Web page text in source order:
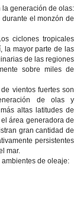
la generación de olas:
el monzón de
ciclones tropicales
la mayor parte de las
de las regiones
sobre miles de
vientos fuertes son
de olas y
altas latitudes de
área generadora de
gran cantidad de
persistentes
mar.
de oleaje: